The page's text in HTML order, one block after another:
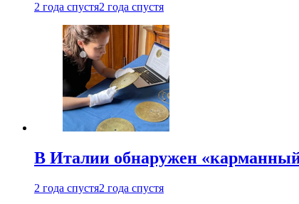
2 года спустя2 года спустя
В Италии обнаружен
2 года спустя2 года спустя